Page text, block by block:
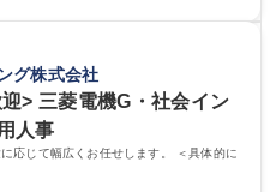
務 ※未経験可
動的なサポート、改善の動きも期
して、チームに貢献し、結果的に
きます。平均19:30の退勤以降の業
リのある働き方となります。 学
語学力： 資格：
グ株式会社
> 三菱電機G・社会イン
人事
応じて幅広くお任せします。 ＜具体的に